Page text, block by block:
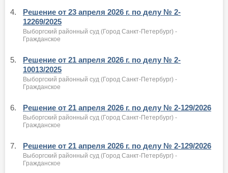
4.
Решение от 23 апреля 2026 г. по делу № 2-
12269/2025
Выборгский районный суд (Город Санкт-Петербург) -
Гражданское
5.
Решение от 21 апреля 2026 г. по делу № 2-
10013/2025
Выборгский районный суд (Город Санкт-Петербург) -
Гражданское
6. Решение от 21 апреля 2026 г. по делу № 2-129/2026
Выборгский районный суд (Город Санкт-Петербург) -
Гражданское
7. Решение от 21 апреля 2026 г. по делу № 2-129/2026
Выборгский районный суд (Город Санкт-Петербург) -
Гражданское